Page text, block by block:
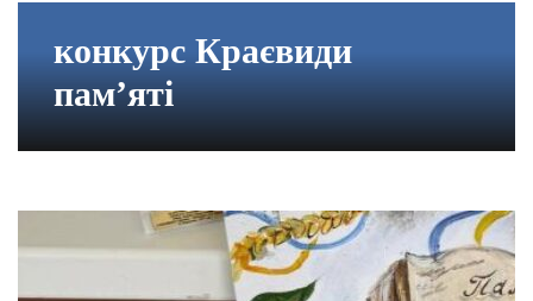
конкурс Краєвиди
пам’яті